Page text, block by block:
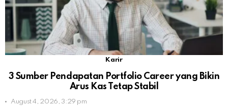
Karir
3 Sumber Pendapatan Portfolio Career yang Bikin
Arus Kas Tetap Stabil
August 4, 2026, 3:29 pm